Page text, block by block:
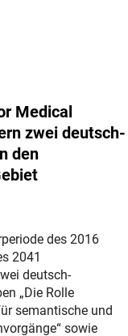
Medical
zwei deutsch-
den
des 2016
2041
deutsch-
„Die Rolle
semantische und
sowie